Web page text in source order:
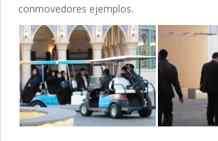
conmovedores ejemplos.